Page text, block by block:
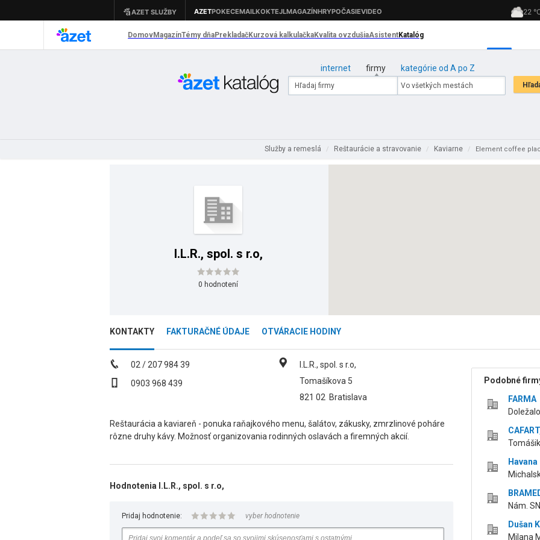
internet firmy kategórie od A po Z
Služby a remeslá / Reštaurácie a stravovanie / Kaviarne / Element coffee
I.L.R., spol. s r.o,
0 hodnotení
KONTAKTY FAKTURAČNÉ ÚDAJE OTVÁRACIE HODINY
02 / 207 984 39
0903 968 439
I.L.R., spol. s r.o,
Tomašíkova 5
821 02 Bratislava
Reštaurácia a kaviareň - ponuka raňajkového menu, šalátov, zákusky, zmrzlinové poháre
rôzne druhy kávy. Možnosť organizovania rodinných oslavách a firemných akcií.
Hodnotenia I.L.R., spol. s r.o,
Pridaj hodnotenie: vyber hodnotenie
Podobné
FARMA
Nám.
Dušan
Milana